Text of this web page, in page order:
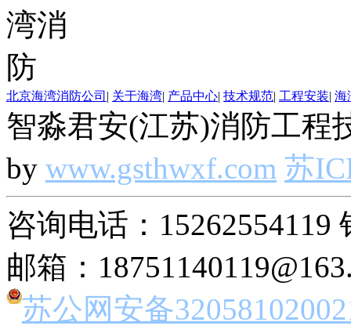
北京海湾消防公司 | 关于海湾| 产品中心| 技术规范| 工程安装| 海
智淼君安(江苏)消防工程
by www.gsthwxf.com 苏
咨询电话：15262554119
邮箱：
苏公网安备